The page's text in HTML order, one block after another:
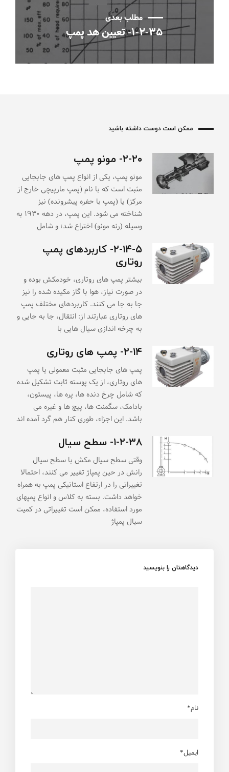
مطلب بعدی
۱-۲-۳۵- تعیین هد پمپ
ممکن است دوست داشته باشید
۲-۲۰- مونو پمپ
مونو پمپ، یکی از انواع پمپ های جابجایی
مثبت است که با نام (پمپ مارپیچی خارج از
مرکز) یا (پمپ با حفره پیشرونده) نیز
شناخته می شود. این پمپ، در دهه ۱۹۳۰ به
وسیله (رنه مونو) اختراع شد؛ و شامل
۲-۱۴-۵- کاربردهای پمپ
روتاری
بیشتر پمپ های روتاری، خودمکش بوده و
در صورت نیاز، هوا با گاز مکیده شده را نیز
جا به جا می کنند. کاربردهای مختلف پمپ
های روتاری عبارتند از: انتقال، جا به جایی و
به چرخه اندازی سیال هایی با
۲-۱۴- پمپ های روتاری
پمپ های جابجایی مثبت معمولی یا پمپ
های روتاری، از یک پوسته ثابت تشکیل شده
که شامل چرخ دنده ها، پره ها، پیستون،
بادامک، سگمنت ها، پیچ ها و غیره می
باشد. این اجزاء، طوری کنار هم گرد آمده اند
۱-۲-۳۸- سطح سیال
وقتی سطح سیال مکش با سطح سیال
رانش در حین پمپاژ تغییر می کنند، احتمالا
تغییراتی را در ارتفاع استاتیکی پمپ به همراه
خواهد داشت. بسته به کلاس و انواع پمپهای
مورد استفاده، ممکن است تغییراتی در کمیت
سیال پمپاژ
دیدگاهتان را بنویسید
نام*
ایمیل*